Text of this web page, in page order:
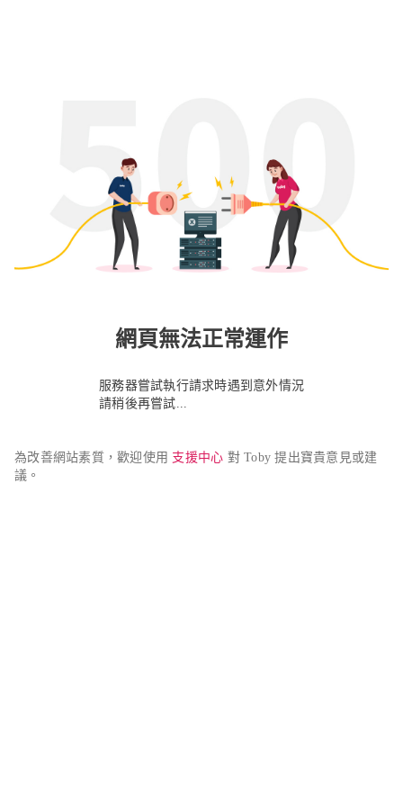
網頁無法正常運作
服務器嘗試執行請求時遇到意外情況
請稍後再嘗試...
為改善網站素質，歡迎使用 支援中心 對 Toby 提出寶貴意見或建
議。